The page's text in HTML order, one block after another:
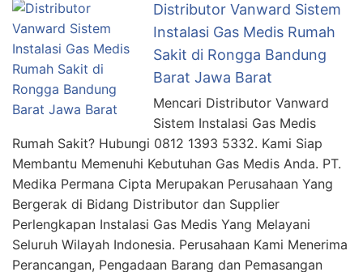
Distributor Vanward Sistem
Instalasi Gas Medis Rumah
Sakit di Rongga Bandung
Barat Jawa Barat
Mencari Distributor Vanward
Sistem Instalasi Gas Medis
Rumah Sakit? Hubungi 0812 1393 5332. Kami Siap
Membantu Memenuhi Kebutuhan Gas Medis Anda. PT.
Medika Permana Cipta Merupakan Perusahaan Yang
Bergerak di Bidang Distributor dan Supplier
Perlengkapan Instalasi Gas Medis Yang Melayani
Seluruh Wilayah Indonesia. Perusahaan Kami Menerima
Perancangan, Pengadaan Barang dan Pemasangan